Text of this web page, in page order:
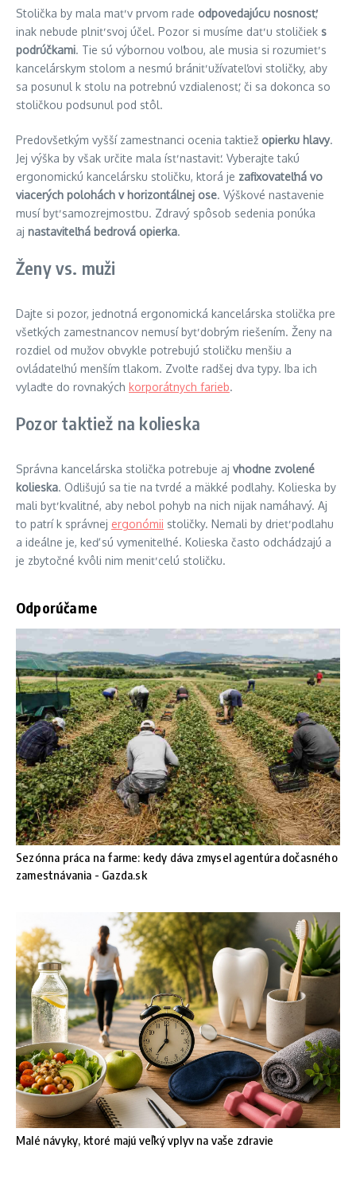
Stolička by mala mať v prvom rade odpovedajúcu nosnosť,
inak nebude plniť svoj účel. Pozor si musíme dať u stoličiek s
podrúčkami. Tie sú výbornou voľbou, ale musia si rozumieť s
kancelárskym stolom a nesmú brániť užívateľovi stoličky, aby
sa posunul k stolu na potrebnú vzdialenosť, či sa dokonca so
stoličkou podsunul pod stôl.
Predovšetkým vyšší zamestnanci ocenia taktiež opierku hlavy.
Jej výška by však určite mala ísť nastaviť. Vyberajte takú
ergonomickú kancelársku stoličku, ktorá je zafixovateľná vo
viacerých polohách v horizontálnej ose. Výškové nastavenie
musí byť samozrejmosťou. Zdravý spôsob sedenia ponúka
aj nastaviteľná bedrová opierka.
Ženy vs. muži
Dajte si pozor, jednotná ergonomická kancelárska stolička pre
všetkých zamestnancov nemusí byť dobrým riešením. Ženy na
rozdiel od mužov obvykle potrebujú stoličku menšiu a
ovládateľnú menším tlakom. Zvoľte radšej dva typy. Iba ich
vylaďte do rovnakých korporátnych farieb.
Pozor taktiež na kolieska
Správna kancelárska stolička potrebuje aj vhodne zvolené
kolieska. Odlišujú sa tie na tvrdé a mäkké podlahy. Kolieska by
mali byť kvalitné, aby nebol pohyb na nich nijak namáhavý. Aj
to patrí k správnej ergonómii stoličky. Nemali by drieť podlahu
a ideálne je, keď sú vymeniteľné. Kolieska často odchádzajú a
je zbytočné kvôli nim meniť celú stoličku.
Odporúčame
Sezónna práca na farme: kedy dáva zmysel agentúra dočasného
zamestnávania - Gazda.sk
Malé návyky, ktoré majú veľký vplyv na vaše zdravie